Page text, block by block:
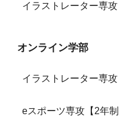
イラストレーター専攻
オンライン学部
イラストレーター専攻
eスポーツ専攻【2年制